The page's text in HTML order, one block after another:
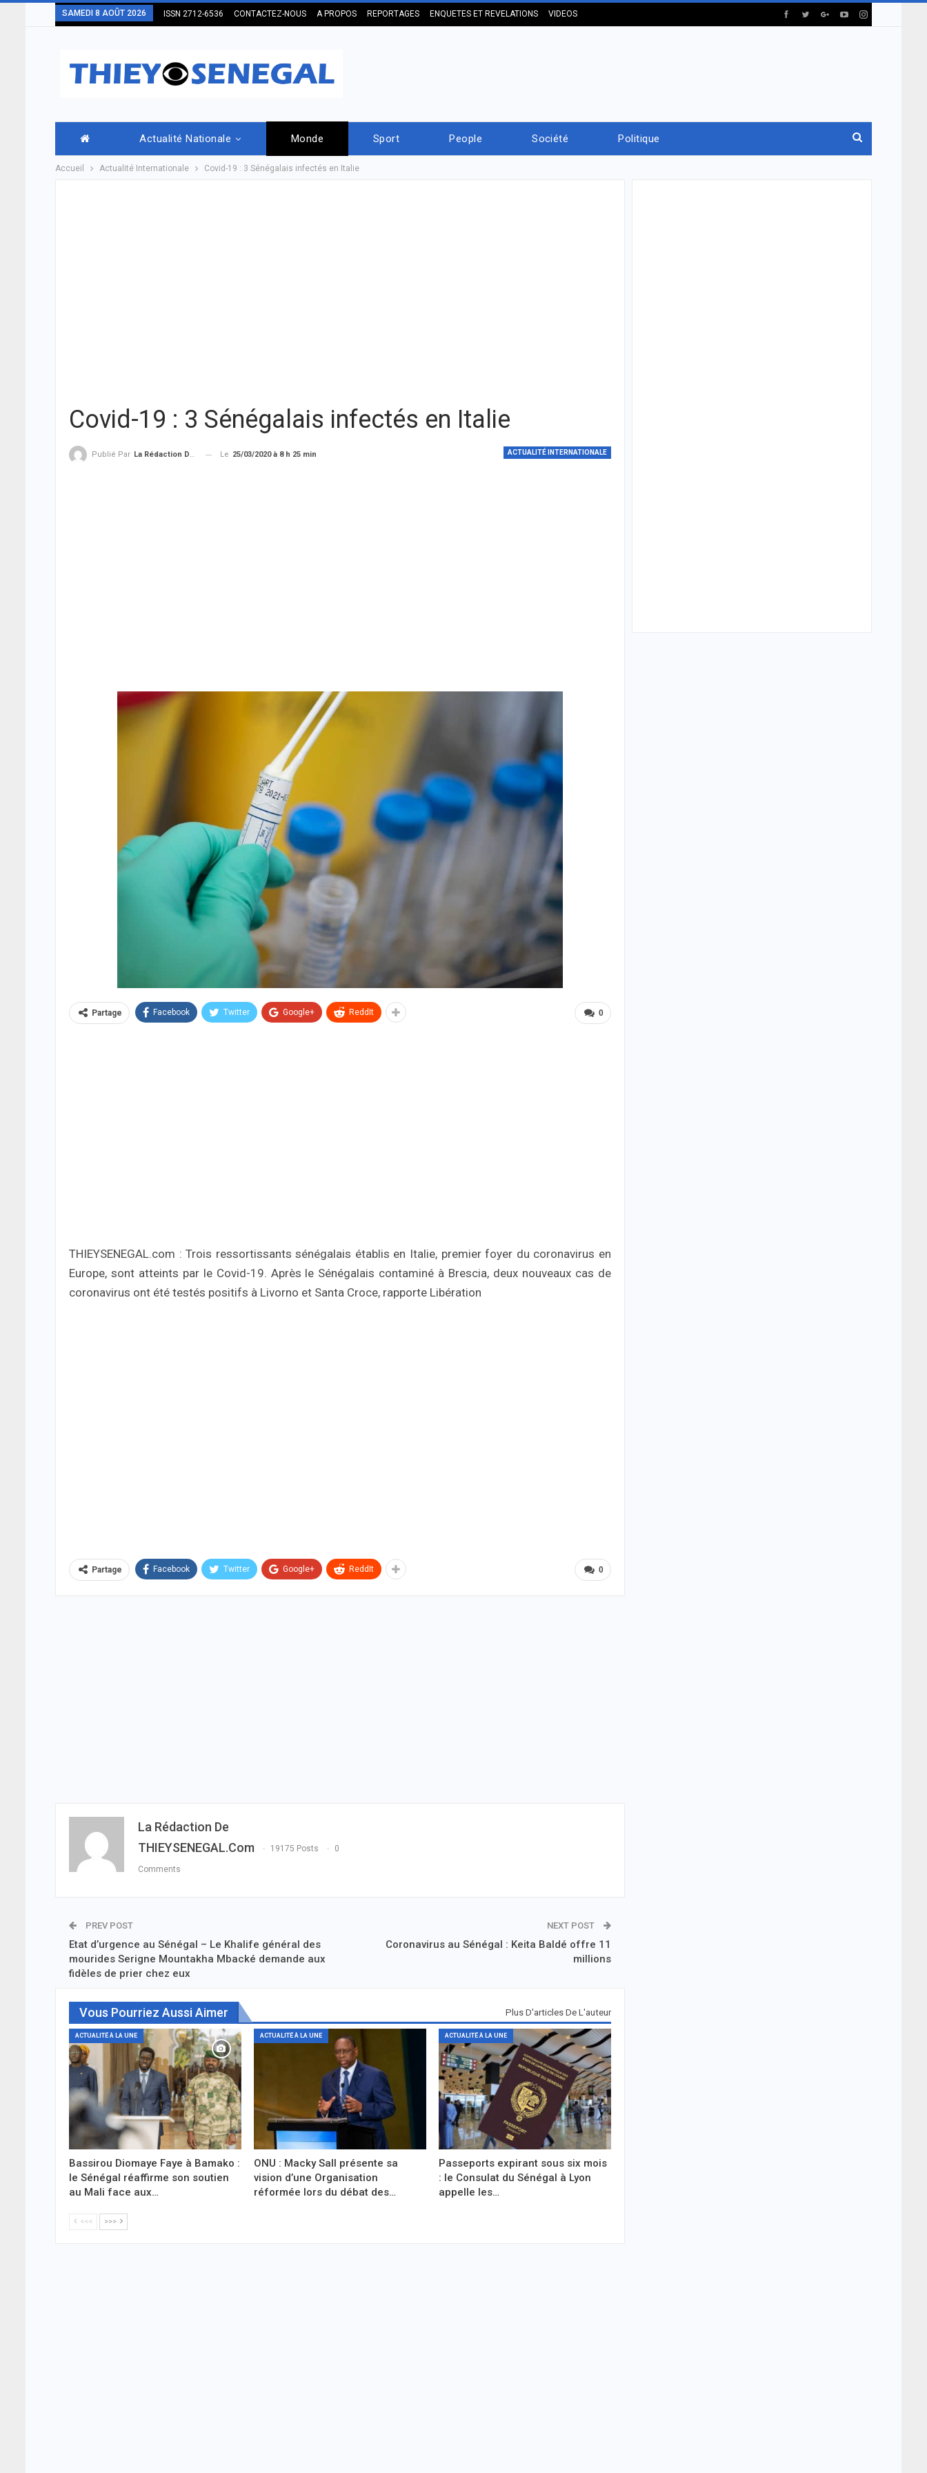
SAMEDI 8 AOÛT 2026 ISSN 2712-6536 CONTACTEZ-NOUS A PROPOS REPORTAGES ENQUETES ET REVELATIONS VIDEOS
Actualité Nationale Monde Sport People Société Politique
Accueil Actualité Internationale Covid-19 : 3 Sénégalais infectés en Italie
Covid-19 : 3 Sénégalais infectés en Italie
ACTUALITÉ INTERNATIONALE
Publié Par La Rédaction De THIEYSENEGAL.com Le 25/03/2020 à 8 h 25 min
0
Partage Facebook Twitter Google+ ReddIt
THIEYSENEGAL.com : Trois ressortissants sénégalais établis en Italie, premier foyer du coronavirus en
Europe, sont atteints par le Covid-19. Après le Sénégalais contaminé à Brescia, deux nouveaux cas de
coronavirus ont été testés positifs à Livorno et Santa Croce, rapporte Libération
0
Partage Facebook Twitter Google+ ReddIt
La Rédaction De
THIEYSENEGAL.com
19175 Posts 0
Comments
PREV POST
Etat d’urgence au Sénégal – Le Khalife général des
mourides Serigne Mountakha Mbacké demande aux
fidèles de prier chez eux
NEXT POST
Coronavirus au Sénégal : Keita Baldé offre 11
millions
Vous Pourriez Aussi Aimer Plus D'articles De L'auteur
ACTUALITÉ À LA UNE
Bassirou Diomaye Faye à Bamako :
le Sénégal réaffirme son soutien
au Mali face aux…
ACTUALITÉ À LA UNE
ONU : Macky Sall présente sa
vision d’une Organisation
réformée lors du débat des…
ACTUALITÉ À LA UNE
Passeports expirant sous six mois
: le Consulat du Sénégal à Lyon
appelle les…
<<< >>>